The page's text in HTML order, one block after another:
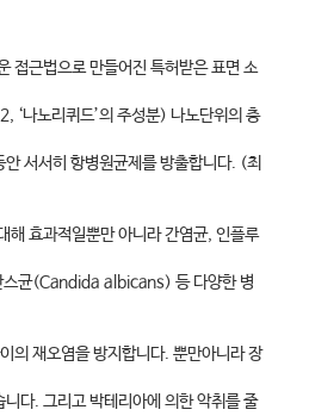
접근법으로 만들어진 특허받은 표면 소
‘나노리퀴드’의 주성분) 나노단위의 층
서서히 항병원균제를 방출합니다. (최
해 효과적일뿐만 아니라 간염균, 인플루
스균(Candida albicans) 등 다양한 병
의 재오염을 방지합니다. 뿐만아니라 장
다. 그리고 박테리아에 의한 악취를 줄